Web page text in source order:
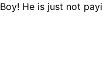
Boy! He is just not